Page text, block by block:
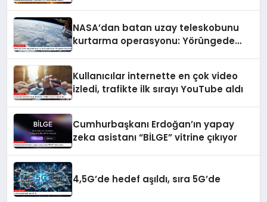
NASA’dan batan uzay teleskobunu
kurtarma operasyonu: Yörüngede
Kullanıcılar internette en çok video
izledi, trafikte ilk sırayı YouTube aldı
Cumhurbaşkanı Erdoğan’ın yapay
zeka asistanı “BİLGE” vitrine çıkıyor
4,5G’de hedef aşıldı, sıra 5G’de